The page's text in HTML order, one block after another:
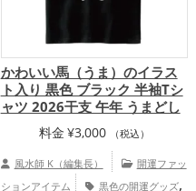
かわいい馬（うま）のイラス
ト入り 黒色 ブラック 半袖Tシ
ャツ 2026干支 午年 うまどし
料金 ¥3,000 （税込）
風水師 K（編集長）
開運ファッ
ションアイテム
黒色の開運グッズ,